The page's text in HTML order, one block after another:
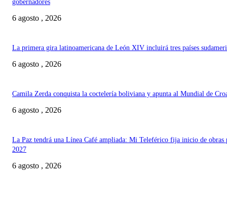
gobernadores
6 agosto , 2026
La primera gira latinoamericana de León XIV incluirá tres países
6 agosto , 2026
Camila Zerda conquista la coctelería boliviana y apunta al Mundial de
6 agosto , 2026
La Paz tendrá una Línea Café ampliada: Mi Teleférico fija inicio de obras
2027
6 agosto , 2026